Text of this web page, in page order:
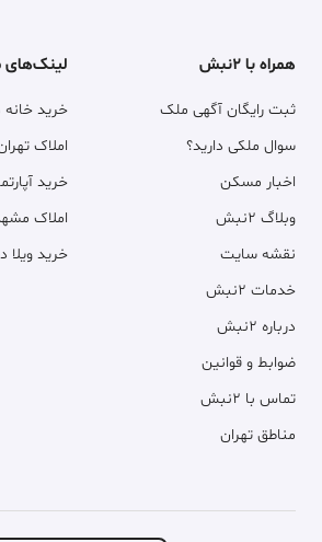
همراه با ۲نبش
ثبت رایگان آگهی ملک
سوال ملکی دارید؟
اخبار مسکن
وبلاگ ۲نبش
نقشه سایت
خدمات ۲نبش
درباره ۲نبش
ضوابط و قوانین
تماس با ۲نبش
مناطق تهران
خرید خانه
املاک
خرید
املاک
خرید ویلا